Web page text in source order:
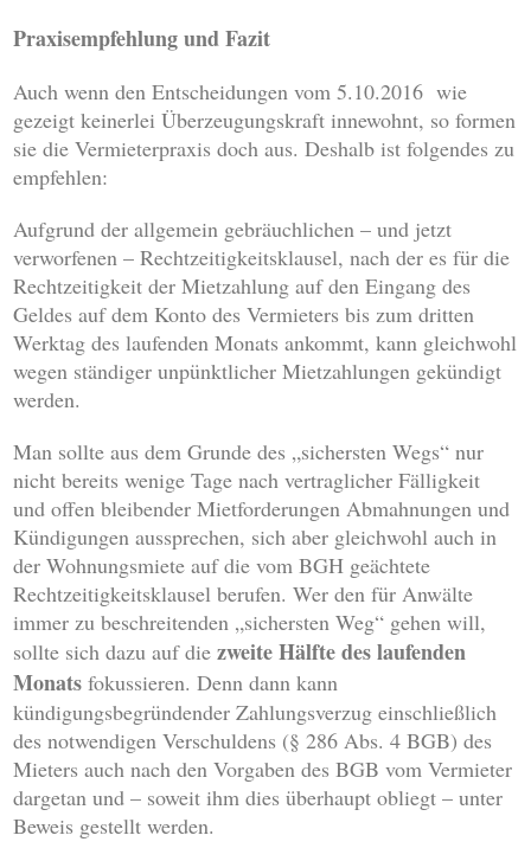
Praxisempfehlung und Fazit
Auch wenn den Entscheidungen vom 5.10.2016 wie
gezeigt keinerlei Überzeugungskraft innewohnt, so formen
sie die Vermieterpraxis doch aus. Deshalb ist folgendes zu
empfehlen:
Aufgrund der allgemein gebräuchlichen – und jetzt
verworfenen – Rechtzeitigkeitsklausel, nach der es für die
Rechtzeitigkeit der Mietzahlung auf den Eingang des
Geldes auf dem Konto des Vermieters bis zum dritten
Werktag des laufenden Monats ankommt, kann gleichwohl
wegen ständiger unpünktlicher Mietzahlungen gekündigt
werden.
Man sollte aus dem Grunde des „sichersten Wegs“ nur
nicht bereits wenige Tage nach vertraglicher Fälligkeit
und offen bleibender Mietforderungen Abmahnungen und
Kündigungen aussprechen, sich aber gleichwohl auch in
der Wohnungsmiete auf die vom BGH geächtete
Rechtzeitigkeitsklausel berufen. Wer den für Anwälte
immer zu beschreitenden „sichersten Weg“ gehen will,
sollte sich dazu auf diezweite Hälfte des laufenden
Monatsfokussieren. Denn dann kann
kündigungsbegründender Zahlungsverzug einschließlich
des notwendigen Verschuldens (§ 286 Abs. 4 BGB) des
Mieters auch nach den Vorgaben des BGB vom Vermieter
dargetan und – soweit ihm dies überhaupt obliegt – unter
Beweis gestellt werden.